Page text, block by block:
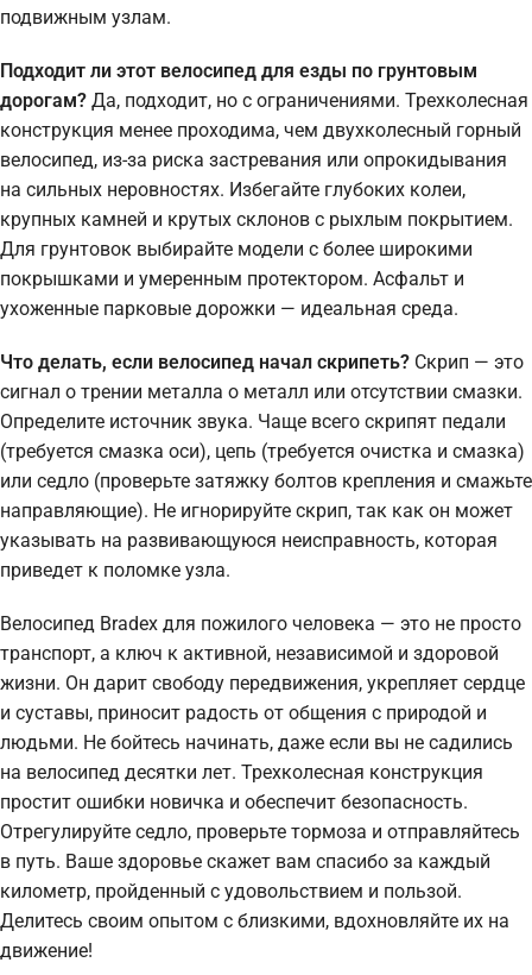
подвижным узлам.
Подходит ли этот велосипед для езды по грунтовым
дорогам? Да, подходит, но с ограничениями. Трехколесная
конструкция менее проходима, чем двухколесный горный
велосипед, из-за риска застревания или опрокидывания
на сильных неровностях. Избегайте глубоких колеи,
крупных камней и крутых склонов с рыхлым покрытием.
Для грунтовок выбирайте модели с более широкими
покрышками и умеренным протектором. Асфальт и
ухоженные парковые дорожки — идеальная среда.
Что делать, если велосипед начал скрипеть? Скрип — это
сигнал о трении металла о металл или отсутствии смазки.
Определите источник звука. Чаще всего скрипят педали
(требуется смазка оси), цепь (требуется очистка и смазка)
или седло (проверьте затяжку болтов крепления и смажьте
направляющие). Не игнорируйте скрип, так как он может
указывать на развивающуюся неисправность, которая
приведет к поломке узла.
Велосипед Bradex для пожилого человека — это не просто
транспорт, а ключ к активной, независимой и здоровой
жизни. Он дарит свободу передвижения, укрепляет сердце
и суставы, приносит радость от общения с природой и
людьми. Не бойтесь начинать, даже если вы не садились
на велосипед десятки лет. Трехколесная конструкция
простит ошибки новичка и обеспечит безопасность.
Отрегулируйте седло, проверьте тормоза и отправляйтесь
в путь. Ваше здоровье скажет вам спасибо за каждый
километр, пройденный с удовольствием и пользой.
Делитесь своим опытом с близкими, вдохновляйте их на
движение!